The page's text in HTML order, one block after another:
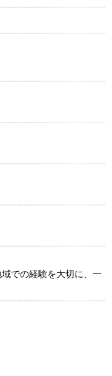
での経験を大切に、一